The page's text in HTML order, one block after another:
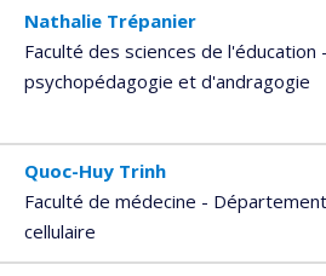
Nathalie Trépanier
Faculté des sciences de
psychopédagogie et d'andragogie
Quoc-Huy Trinh
Faculté de médecine -
cellulaire